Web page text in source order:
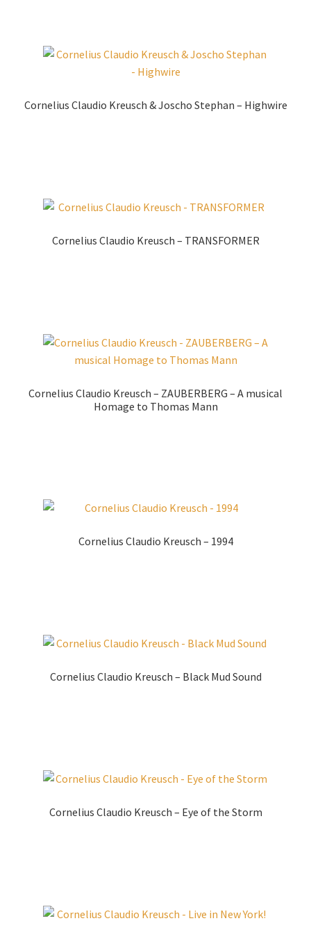
Cornelius Claudio Kreusch & Joscho Stephan – Highwire
Cornelius Claudio Kreusch – TRANSFORMER
Cornelius Claudio Kreusch – ZAUBERBERG – A musical
Homage to Thomas Mann
Cornelius Claudio Kreusch – 1994
Cornelius Claudio Kreusch – Black Mud Sound
Cornelius Claudio Kreusch – Eye of the Storm